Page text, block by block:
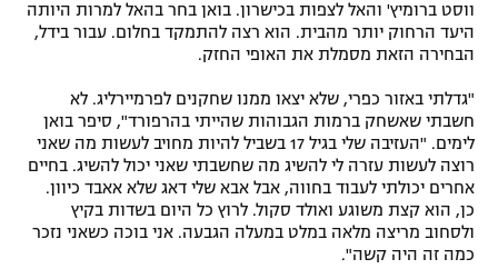
ווסט ברומיץ' והאל לצפות בכישרון. בואן בחר בהאל למרות היותה
היעד הרחוק יותר מהבית. הוא רצה להתמקד בחלום. עבור בידל,
הבחירה הזאת מסמלת את האופי החזק.
"גדלתי באזור כפרי, שלא יצאו ממנו שחקנים לפרמיירליג. לא
חשבתי שאשחק ברמות הגבוהות שהייתי בהרפורד", סיפר בואן
לימים. "העזיבה שלי בגיל 17 בשביל להיות מחויב לעשות מה שאני
רוצה לעשות עזרה לי להשיג מה שחשבתי שאני יכול להשיג. בחיים
אחרים יכולתי לעבוד בחווה, אבל אבא שלי דאג שלא אאבד כיוון.
כן, הוא קצת משוגע ואולד סקול. לרוץ כל היום בשדות בקיץ
ולסחוב מריצה מלאה במלט במעלה הגבעה. אני בוכה כשאני נזכר
כמה זה היה קשה".